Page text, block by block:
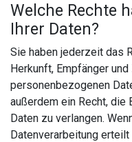
Welche Rechte
Ihrer Daten?
Sie haben jederzeit das
Herkunft, Empfänger
personenbezogenen
außerdem ein Recht,
Daten zu verlangen.
Datenverarbeitung